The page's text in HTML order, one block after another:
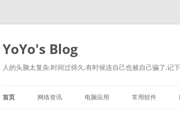
跳
文
YoYo's Blog
人的头脑太复杂,时间过得久,有时候连自己也被自己骗了,记
首页 网络资讯 电脑应用 常用软件